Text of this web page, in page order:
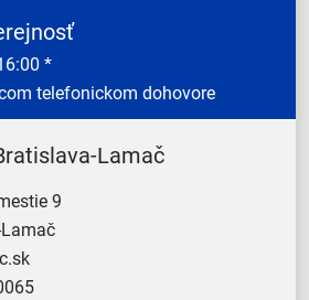
*
telefonickom dohovore
Lamač
9